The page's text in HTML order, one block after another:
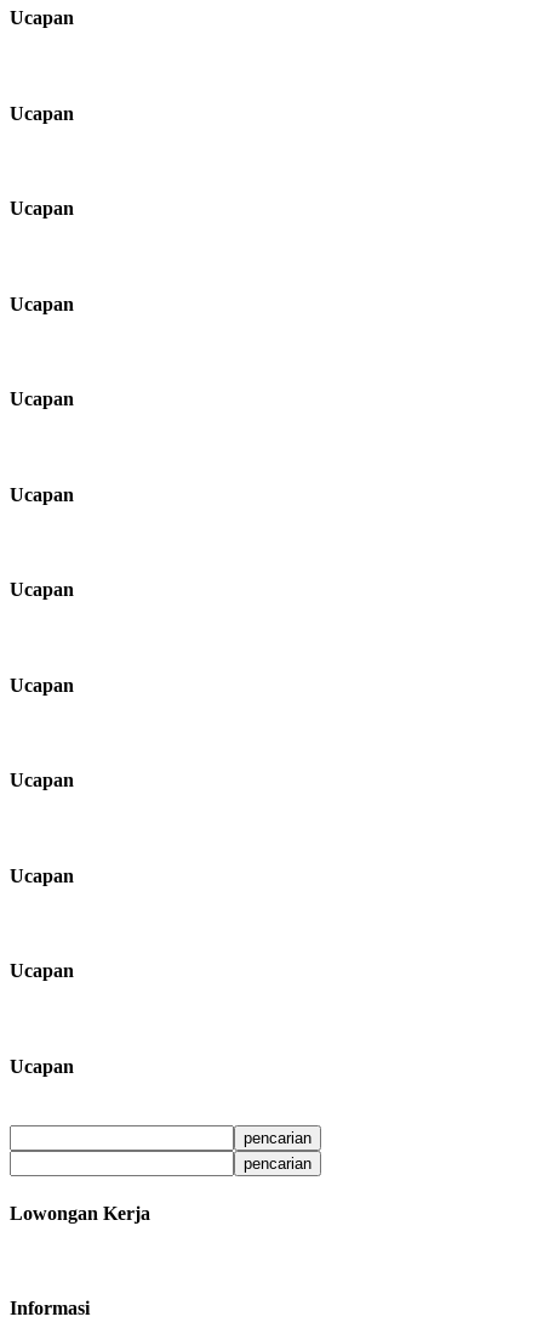
Ucapan
Ucapan
Ucapan
Ucapan
Ucapan
Ucapan
Ucapan
Ucapan
Ucapan
Ucapan
Ucapan
Ucapan
Lowongan Kerja
Informasi